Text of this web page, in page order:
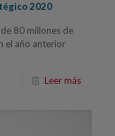
2020
80 millones de
el año anterior
Leer más